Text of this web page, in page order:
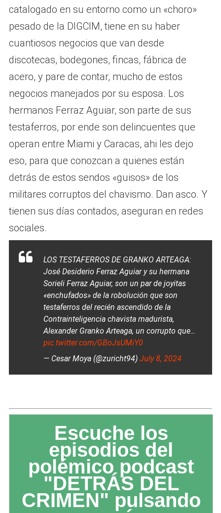
catalogado en su entorno como un «choro»
pesado de la DIGCIM, tiene en su haber
cuantiosos negocios que van desde
discotecas, bodegones, fincas, fábrica de
acero, y pare de contar, mucho de estos
negocios manejados por su esposa. Los
hermanos Ferraz Aguiar, son parte de sus
testaferros, por ende son delincuentes que
operan entre Miami y Caracas, ahi les dejo
eso, para que conozcan a quienes están
detrás de estos sendos «guisos» de los
militares corruptos del chavismo. Dan asco. Y
tienen sus días contados, aseguran en redes
sociales.
LOS TESTAFERROS DE GRANKO ARTEAGA:
José Desiderio Ferraz Aguiar y su hermana
Sorieli Ferraz Aguiar, son un par de joyitas
«enchufados» de la robolución que son
testaferros del recién ascendido de la
Contrainteligencia chavista madurista,
Alexander Granko Arteaga, un corrupto que…
pic.twitter.com/GBoJsUMiY0
— Cesar Moya (@zuricht94) July 8, 2024
Escuche los
episodios del
polémico podcast
"DETRÁS DEL
CRIMEN" pulsando